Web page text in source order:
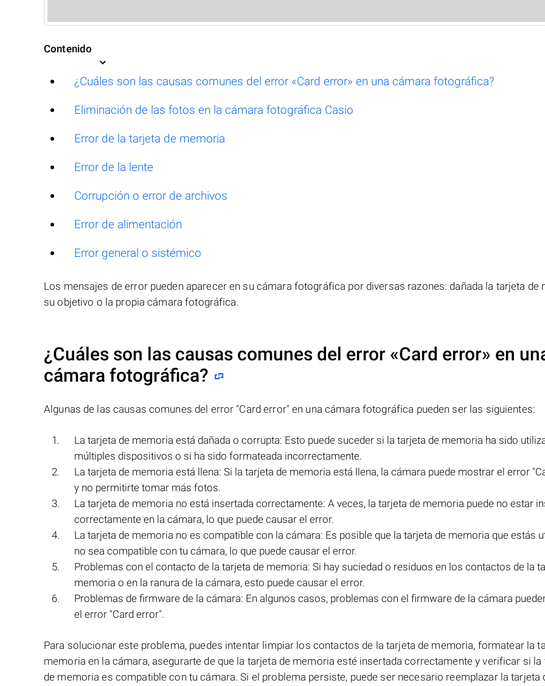
Contenido
¿Cuáles son las causas comunes del error «Card error» en una cámara fotográfica?
Eliminación de las fotos en la cámara fotográfica Casio
Error de la tarjeta de memoria
Error de la lente
Corrupción o error de archivos
Error de alimentación
Error general o sistémico
Los mensajes de error pueden aparecer en su cámara fotográfica por diversas razones: dañada la tarjeta de
su objetivo o la propia cámara fotográfica.
¿Cuáles son las causas comunes del error «Card error» en
cámara fotográfica?
Algunas de las causas comunes del error "Card error" en una cámara fotográfica pueden ser las siguientes:
La tarjeta de memoria está dañada o corrupta: Esto puede suceder si la tarjeta de memoria ha sido
múltiples dispositivos o si ha sido formateada incorrectamente.
La tarjeta de memoria está llena: Si la tarjeta de memoria está llena, la cámara puede mostrar el error
y no permitirte tomar más fotos.
La tarjeta de memoria no está insertada correctamente: A veces, la tarjeta de memoria puede no estar
correctamente en la cámara, lo que puede causar el error.
La tarjeta de memoria no es compatible con la cámara: Es posible que la tarjeta de memoria que estás
no sea compatible con tu cámara, lo que puede causar el error.
Problemas con el contacto de la tarjeta de memoria: Si hay suciedad o residuos en los contactos de la
memoria o en la ranura de la cámara, esto puede causar el error.
Problemas de firmware de la cámara: En algunos casos, problemas con el firmware de la cámara
el error "Card error".
Para solucionar este problema, puedes intentar limpiar los contactos de la tarjeta de memoria, formatear la
memoria en la cámara, asegurarte de que la tarjeta de memoria esté insertada correctamente y verificar si la
de memoria es compatible con tu cámara. Si el problema persiste, puede ser necesario reemplazar la tarjeta